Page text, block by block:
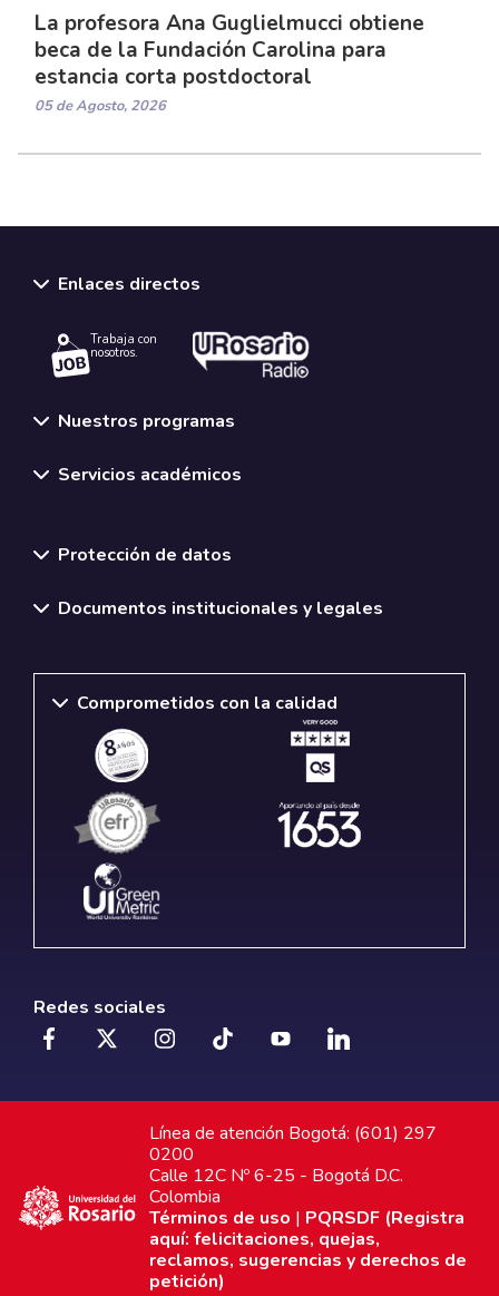
La profesora Ana Guglielmucci obtiene
beca de la Fundación Carolina para
estancia corta postdoctoral
05 de Agosto, 2026
Enlaces directos
Trabaja con
nosotros.
Nuestros programas
Servicios académicos
Protección de datos
Documentos institucionales y legales
Comprometidos con la calidad
Redes sociales
Línea de atención Bogotá: (601) 297
0200
Calle 12C Nº 6-25 - Bogotá D.C.
Colombia
Términos de uso | PQRSDF (Registra
aquí: felicitaciones, quejas,
reclamos, sugerencias y derechos de
petición)